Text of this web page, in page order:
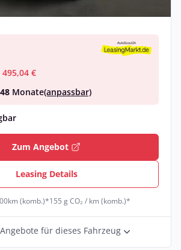
•239 PS (176 kW)
€
Monate(anpassbar)
Zum Angebot
Leasing Details
(komb.)*155 g CO₂ / km (komb.)*
für dieses Fahrzeug